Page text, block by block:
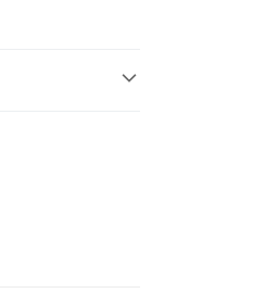
同意方可使用
本公司不負相關責
戶狀況，依本公司
，本公司將視審查